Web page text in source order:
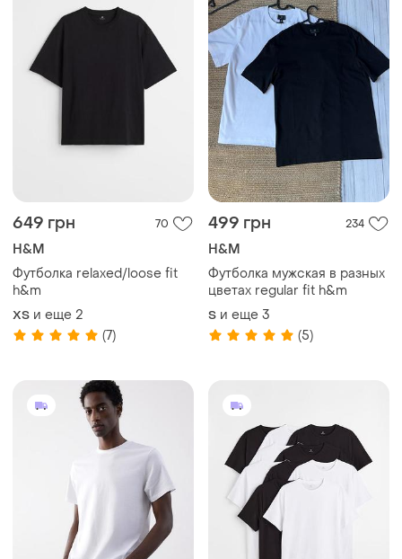
649 грн 70
H&M
Футболка relaxed/loose fit
h&m
XS и еще 2
(7)
499 грн 234
H&M
Футболка мужская в разных
цветах regular fit h&m
S и еще 3
(5)